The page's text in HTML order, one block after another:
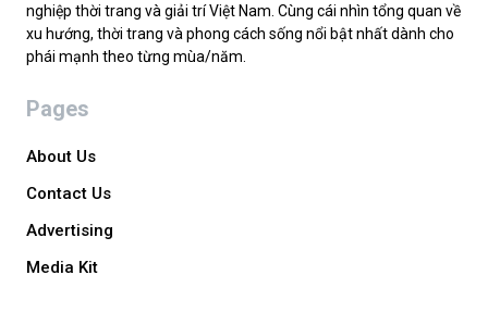
nghiệp thời trang và giải trí Việt Nam. Cùng cái nhìn tổng quan về
xu hướng, thời trang và phong cách sống nổi bật nhất dành cho
phái mạnh theo từng mùa/năm.
Pages
About Us
Contact Us
Advertising
Media Kit